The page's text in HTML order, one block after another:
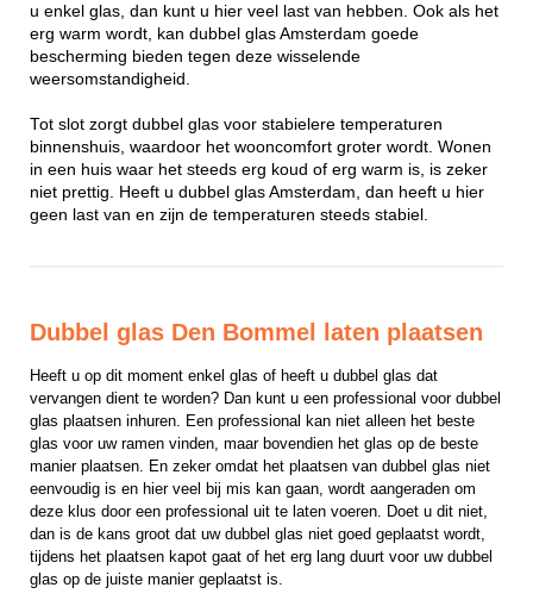
u enkel glas, dan kunt u hier veel last van hebben. Ook als het
erg warm wordt, kan dubbel glas Amsterdam goede
bescherming bieden tegen deze wisselende
weersomstandigheid.
Tot slot zorgt dubbel glas voor stabielere temperaturen
binnenshuis, waardoor het wooncomfort groter wordt. Wonen
in een huis waar het steeds erg koud of erg warm is, is zeker
niet prettig. Heeft u dubbel glas Amsterdam, dan heeft u hier
geen last van en zijn de temperaturen steeds stabiel.
Dubbel glas Den Bommel laten plaatsen
Heeft u op dit moment enkel glas of heeft u dubbel glas dat
vervangen dient te worden? Dan kunt u een professional voor dubbel
glas plaatsen inhuren. Een professional kan niet alleen het beste
glas voor uw ramen vinden, maar bovendien het glas op de beste
manier plaatsen. En zeker omdat het plaatsen van dubbel glas niet
eenvoudig is en hier veel bij mis kan gaan, wordt aangeraden om
deze klus door een professional uit te laten voeren. Doet u dit niet,
dan is de kans groot dat uw dubbel glas niet goed geplaatst wordt,
tijdens het plaatsen kapot gaat of het erg lang duurt voor uw dubbel
glas op de juiste manier geplaatst is.